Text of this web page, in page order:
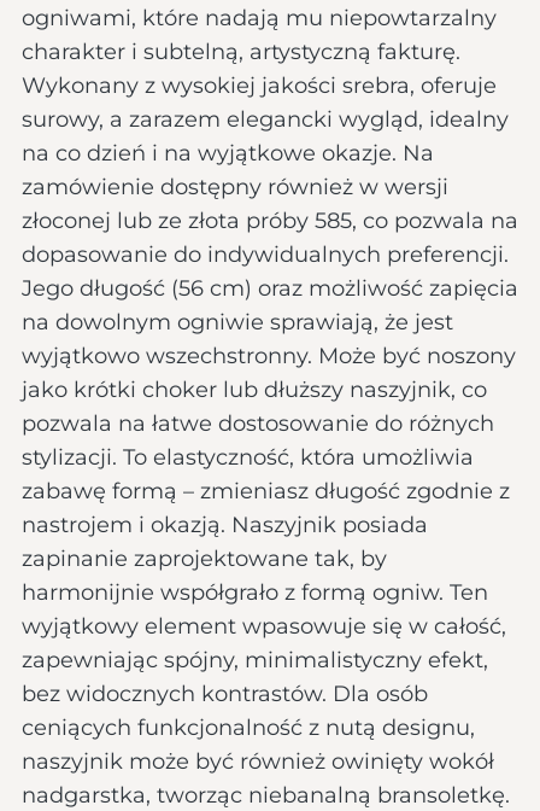
ogniwami, które nadają mu niepowtarzalny
charakter i subtelną, artystyczną fakturę.
Wykonany z wysokiej jakości srebra, oferuje
surowy, a zarazem elegancki wygląd, idealny
na co dzień i na wyjątkowe okazje. Na
zamówienie dostępny również w wersji
złoconej lub ze złota próby 585, co pozwala na
dopasowanie do indywidualnych preferencji.
Jego długość (56 cm) oraz możliwość zapięcia
na dowolnym ogniwie sprawiają, że jest
wyjątkowo wszechstronny. Może być noszony
jako krótki choker lub dłuższy naszyjnik, co
pozwala na łatwe dostosowanie do różnych
stylizacji. To elastyczność, która umożliwia
zabawę formą – zmieniasz długość zgodnie z
nastrojem i okazją. Naszyjnik posiada
zapinanie zaprojektowane tak, by
harmonijnie współgrało z formą ogniw. Ten
wyjątkowy element wpasowuje się w całość,
zapewniając spójny, minimalistyczny efekt,
bez widocznych kontrastów. Dla osób
ceniących funkcjonalność z nutą designu,
naszyjnik może być również owinięty wokół
nadgarstka, tworząc niebanalną bransoletkę.